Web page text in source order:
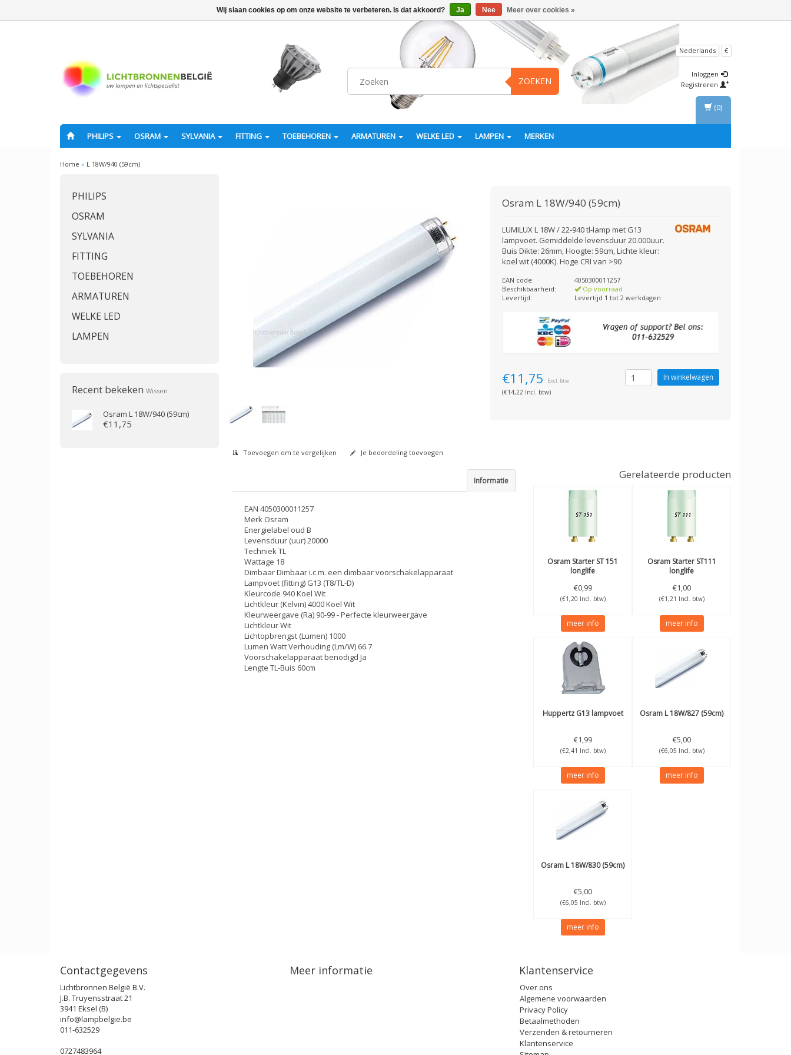
ZOEKEN
Nederlands €
Inloggen
Registreren
PHILIPS OSRAM SYLVANIA FITTING TOEBEHOREN ARMATUREN WELKE LED LAMPEN MERKEN
(0)
Home » L 18W/940 (59cm)
PHILIPS
OSRAM
SYLVANIA
FITTING
TOEBEHOREN
ARMATUREN
WELKE LED
LAMPEN
Recent bekeken Wissen
Osram L 18W/940 (59cm)
€11,75
Osram L 18W/940 (59cm)
LUMILUX L 18W / 22-940 tl-lamp met G13
lampvoet. Gemiddelde levensduur 20.000uur.
Buis Dikte: 26mm, Hoogte: 59cm, Lichte kleur:
koel wit (4000K). Hoge CRI van >90
EAN code:
4050300011257
Beschikbaarheid:
Op voorraad
Levertijd:
Levertijd 1 tot 2 werkdagen
€11,75 Excl. btw
(€14,22 Incl. btw)
Toevoegen om te vergelijken Je beoordeling toevoegen
Informatie
EAN 4050300011257
Merk Osram
Energielabel oud B
Levensduur (uur) 20000
Techniek TL
Wattage 18
Dimbaar Dimbaar i.c.m. een dimbaar voorschakelapparaat
Lampvoet (fitting) G13 (T8/TL-D)
Kleurcode 940 Koel Wit
Lichtkleur (Kelvin) 4000 Koel Wit
Kleurweergave (Ra) 90-99 - Perfecte kleurweergave
Lichtkleur Wit
Lichtopbrengst (Lumen) 1000
Lumen Watt Verhouding (Lm/W) 66.7
Voorschakelapparaat benodigd Ja
Lengte TL-Buis 60cm
Gerelateerde producten
Osram Starter ST 151
longlife
€0,99
(€1,20 Incl. btw)
meer info
OsramStarter ST111
longlife
€1,00
(€1,21 Incl. btw)
meer info
HuppertzG13 lampvoet
€1,99
(€2,41 Incl. btw)
meer info
Osram L 18W/827 (59cm)
€5,00
(€6,05 Incl. btw)
meer info
Osram L 18W/830 (59cm)
€5,00
(€6,05 Incl. btw)
meer info
Contactgegevens
Lichtbronnen België B.V.
J.B. Truyensstraat 21
3941 Eksel (B)
info@lampbelgie.be
011-632529
0727483964
Meer informatie Klantenservice
Over ons
Algemene voorwaarden
Privacy Policy
Betaalmethoden
Verzenden & retourneren
Klantenservice
Wij slaan cookies op om onze website te verbeteren. Is dat akkoord? Ja Nee Meer over cookies »